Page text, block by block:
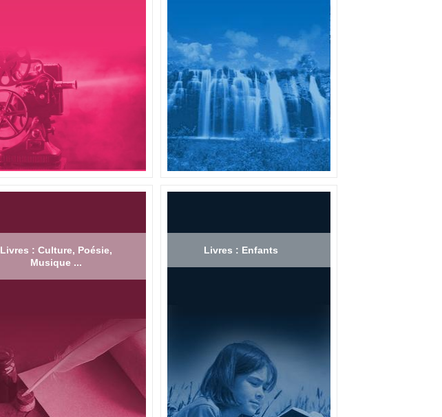
Livres : Culture, Poésie,
Musique ...
Livres : Enfants